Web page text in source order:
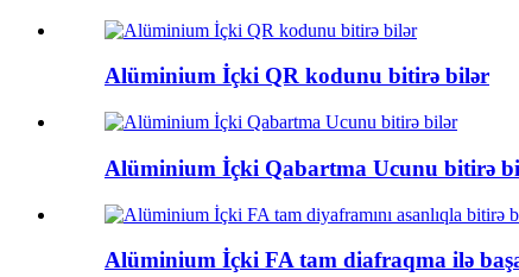
Alüminium İçki QR kodunu bitirə bilər
Alüminium İçki Qabartma Ucunu bitirə
Alüminium İçki FA tam diafraqma ilə